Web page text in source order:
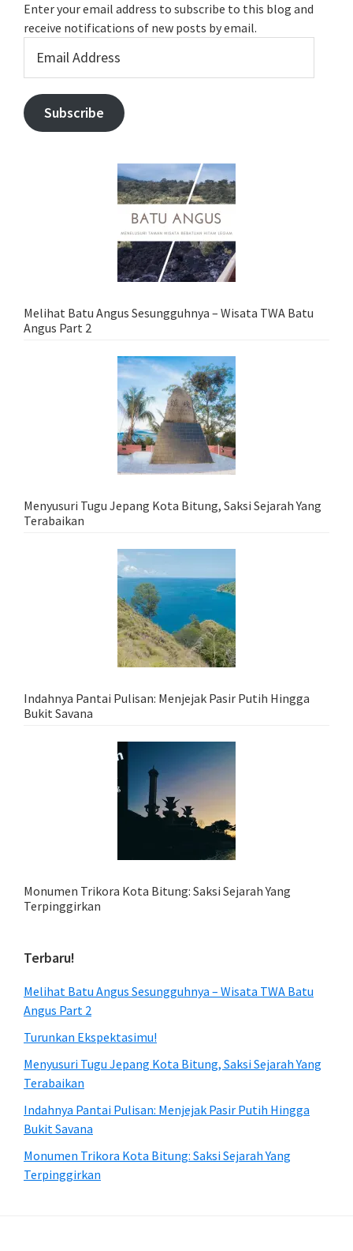
Enter your email address to subscribe to this blog and
receive notifications of new posts by email.
Address
Subscribe
Melihat Batu Angus Sesungguhnya – Wisata TWA Batu
Angus Part 2
Menyusuri Tugu Jepang Kota Bitung, Saksi Sejarah Yang
Terabaikan
Indahnya Pantai Pulisan: Menjejak Pasir Putih Hingga
Bukit Savana
Monumen Trikora Kota Bitung: Saksi Sejarah Yang
Terpinggirkan
Terbaru!
Melihat Batu Angus Sesungguhnya – Wisata TWA Batu
Angus Part 2
Turunkan Ekspektasimu!
Menyusuri Tugu Jepang Kota Bitung, Saksi Sejarah Yang
Terabaikan
Indahnya Pantai Pulisan: Menjejak Pasir Putih Hingga
Bukit Savana
Monumen Trikora Kota Bitung: Saksi Sejarah Yang
Terpinggirkan